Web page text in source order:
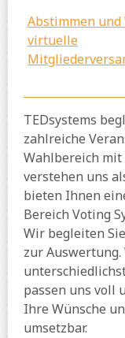
Abstimmen
virtuelle
TEDsystems
zahlreiche
Wahlbereich
verstehen uns
bieten Ihnen
Bereich Voting
Wir begleiten
zur
passen uns voll
Ihre Wünsche
umsetzbar.